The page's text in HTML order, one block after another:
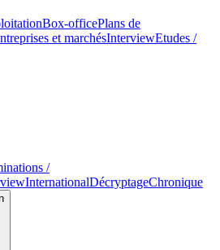
Box-officePlans de
et marchésInterviewEtudes /
/
InternationalDécryptageChronique